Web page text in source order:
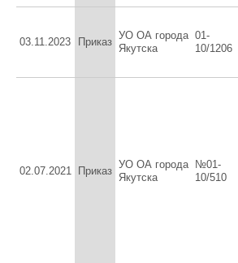
03.11.2023 Приказ
УО ОА города
Якутска
01-
10/1206
02.07.2021 Приказ
УО ОА города
Якутска
№01-
10/510